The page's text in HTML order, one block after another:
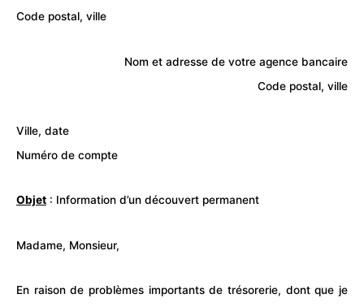
Code postal, ville
Nom et adresse de votre agence bancaire
Code postal, ville
Ville, date
Numéro de compte
Objet : Information d’un découvert permanent
Madame, Monsieur,
En raison de problèmes importants de trésorerie, dont que je